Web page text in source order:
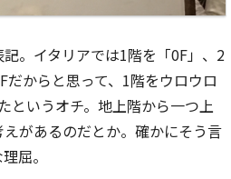
。イタリアでは1階を「0F」、2
からと思って、1階をウロウロ
というオチ。地上階から一つ上
があるのだとか。確かにそう言
屈。